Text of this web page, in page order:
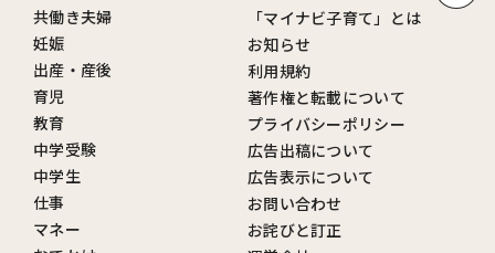
共働き夫婦
妊娠
出産・産後
育児
教育
中学受験
中学生
仕事
マネー
「マイナビ子育て」とは
お知らせ
利用規約
著作権と転載について
プライバシーポリシー
広告出稿について
広告表示について
お問い合わせ
お詫びと訂正